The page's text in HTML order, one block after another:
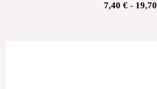
7,40 € - 19,70